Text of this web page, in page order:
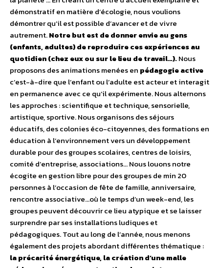
démonstratif en matière d’écologie, nous voulions
démontrer qu’il est possible d’avancer et de vivre
autrement.Notre but est de donner envie au gens
(enfants, adultes) de reproduire ces expériences au
quotidien (chez eux ou sur le lieu de travail…).Nous
proposons des animations menées en pédagogie active
c’est-à-dire que l’enfant ou l’adulte est acteur et interagit
en permanence avec ce qu’il expérimente. Nous alternons
les approches : scientifique et technique, sensorielle,
artistique, sportive. Nous organisons des séjours
éducatifs, des colonies éco-citoyennes, des formations en
éducation à l’environnement vers un développement
durable pour des groupes scolaires, centres de loisirs,
comité d’entreprise, associations… Nous louons notre
écogite en gestion libre pour des groupes de min 20
personnes à l’occasion de fête de famille, anniversaire,
rencontre associative…où le temps d’un week-end, les
groupes peuvent découvrir ce lieu atypique et se laisser
surprendre par ses installations ludiques et
pédagogiques. Tout au long de l’année, nous menons
également des projets abordant différentes thématique :
la précarité énergétique, la création d’une malle